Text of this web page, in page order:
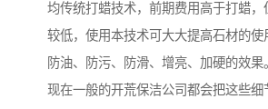
均传统打蜡技术，前期费用高于打蜡，
较低，使用本技术可大大提高石材的使
防油、防污、防滑、增亮、加硬的效果。
现在一般的开荒保洁公司都会把这些细